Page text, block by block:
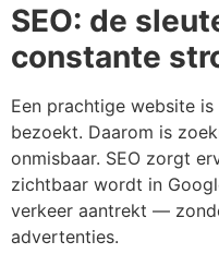
SEO: de
constante
Een prachtige website
bezoekt. Daarom is
onmisbaar. SEO zorgt
zichtbaar wordt in
verkeer aantrekt —
advertenties.